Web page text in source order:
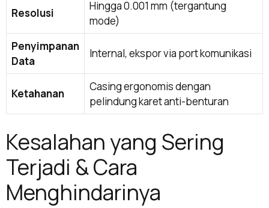
Resolusi
Hingga 0.001 mm (tergantung
mode)
Penyimpanan
Data
Internal, ekspor via port komunikasi
Ketahanan
Casing ergonomis dengan
pelindung karet anti-benturan
Kesalahan yang Sering
Terjadi & Cara
Menghindarinya